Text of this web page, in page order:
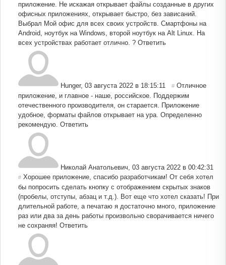
приложение. Не искажая открывает файлы созданные в других
офисных приложениях, открывает быстро, без зависаний.
Выбрал Мой офис для всех своих устройств. Смартфоны на
Android, ноутбук на Windows, второй ноутбук на Alt Linux. На
всех устройствах работает отлично. ? Ответить
Hunger, 03 августа 2022 в 18:15:11 # Отличное
приложение, и главное - наше, российское. Поддержим
отечественного производителя, он старается. Приложение
удобное, форматы файлов открывает на ура. Определенно
рекомендую. Ответить
Николай Анатольевич, 03 августа 2022 в 00:42:31
# Хорошее приложение, спасибо разработчикам! От себя хотел
бы попросить сделать кнопку с отображением скрытых знаков
(пробелы, отступы, абзац и т.д.). Вот еще что хотел сказать! При
длительной работе, а печатаю я достаточно много, приложение
раз или два за день работы произвольно сворачивается ничего
не сохраняя! Ответить